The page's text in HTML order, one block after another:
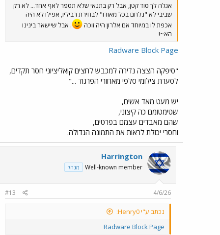
אגלה לך סוד קטן, אבל רק בתנאי שלא תספר לאף אחד... לא רק
שביבי לא "נלחם בכל מאודו" לבחירת רביליו, אפילו לא היה
אכפת לו במיוחד אם אלרון היה זוכה
. אבל שיישאר בינינו
הא~!
Radware Block Page
"סיפקה הצצה נדירה למכבש לחצים קואליציוני חסר תקדים,
לסערת צילומי סלפי מאחורי הפרגוד ..."
יש מעט מאד אשים,
שטימטומם כה קיצוני,
שהם מאבדים עצמם בפרטים,
וחסרי יכולת לראות את התמונה הגדולה.
Harrington
Well-known member מנהל
4/6/26
#13
נכתב ע"י Henry0:
Radware Block Page